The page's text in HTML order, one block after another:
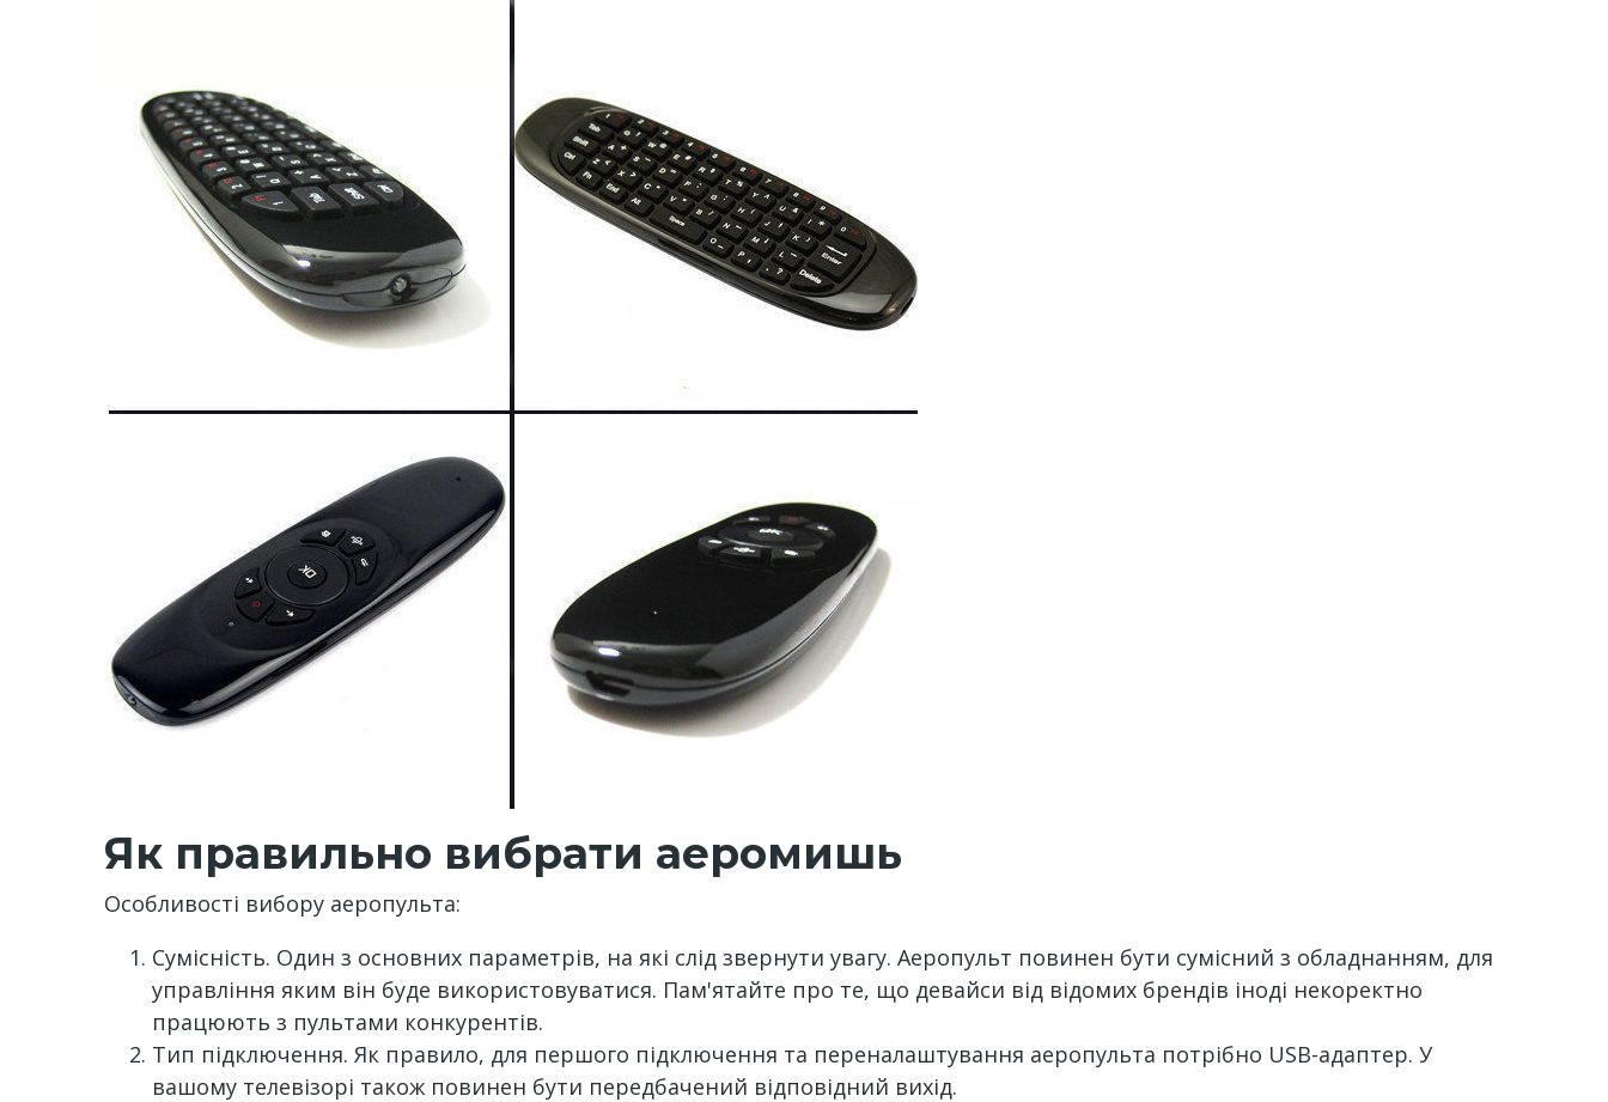
Як правильно вибрати аеромишь
Особливості вибору аеропульта:
Сумісність. Один з основних параметрів, на які слід звернути увагу. Аеропульт повинен бути сумісний з обладнанням, для
управління яким він буде використовуватися. Пам'ятайте про те, що девайси від відомих брендів іноді некоректно
працюють з пультами конкурентів.
Тип підключення. Як правило, для першого підключення та переналаштування аеропульта потрібно USB-адаптер. У
вашому телевізорі також повинен бути передбачений відповідний вихід.